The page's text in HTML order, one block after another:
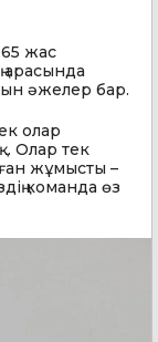
жас
әжелер бар.
олар
Олар тек
жұмысты –
команда өз